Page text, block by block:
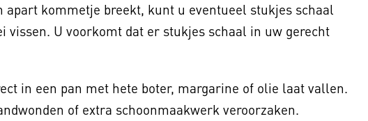
apart kommetje breekt, kunt u eventueel stukjes schaal
vissen. U voorkomt dat er stukjes schaal in uw gerecht
in een pan met hete boter, margarine of olie laat vallen.
of extra schoonmaakwerk veroorzaken.